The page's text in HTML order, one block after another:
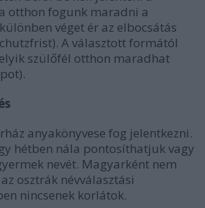
otthon fogunk maradni a
véget ér az elbocsátás
A választott formától
szülőfél otthon maradhat
anyakönyvese fog jelentkezni.
hétben nála pontosíthatjuk vagy
nevét. Magyarként nem
osztrák névválasztási
nincsenek korlátok.